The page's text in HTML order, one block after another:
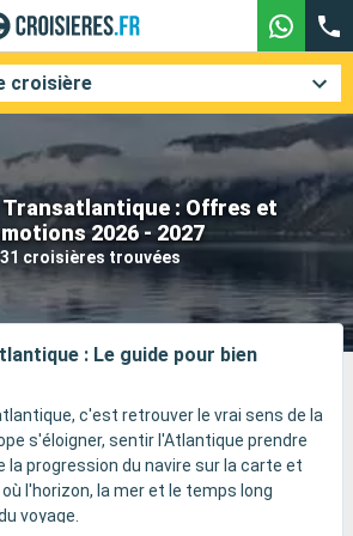
: Offres et
2026 - 2027
croisières trouvées
croisière
Compagnies
: Le guide pour bien
c'est retrouver le vrai sens de la
s'éloigner, sentir l'Atlantique prendre
la progression du navire sur la carte et
l'horizon, la mer et le temps long
voyage.